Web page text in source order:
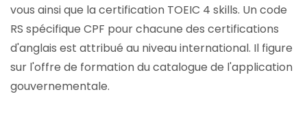
vous ainsi que la certification TOEIC 4 skills. Un code
RS spécifique CPF pour chacune des certifications
d'anglais est attribué au niveau international. Il figure
sur l'offre de formation du catalogue de l'application
gouvernementale.